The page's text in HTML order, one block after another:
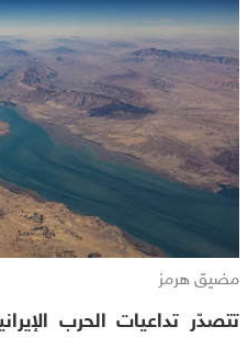
مضيق هرمز
تتصدّر تداعيات الحرب